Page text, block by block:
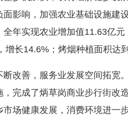
面影响，加强农业基础设施建
年实现农业增加值11.63亿
增长14.6%；烤烟种植面积达
善，服务业发展空间拓宽。
完成了炳草岗商业步行街改
场健康发展，消费环境进一